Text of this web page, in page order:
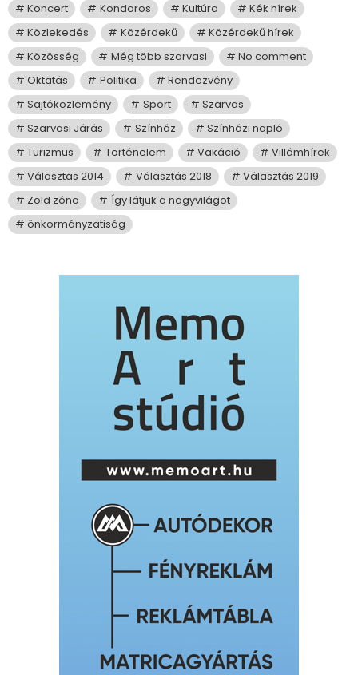
Koncert
Kondoros Kultúra
Kék hírek
Közlekedés
Közérdekű
Közérdekű hírek
Közösség
Még több szarvasi
No comment
Oktatás
Politika
Rendezvény
Sajtóközlemény
Sport
Szarvas
Szarvasi Járás
Színház
Színházi napló
Turizmus
Történelem Vakáció
Villámhírek
Választás 2014
Választás 2018
Választás 2019
Zöld zóna
Így látjuk a nagyvilágot
önkormányzatiság